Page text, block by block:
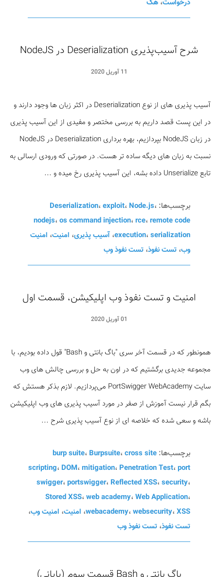
درخواست، هک
شرح آسیب‌پذیری Deserialization در NodeJS
11 آوریل 2020
آسیب پذیری های از نوع Deserialization در اکثر زبان ها وجود دارند و
در این پست قصد داریم به بررسی مختصر و مفیدی از این آسیب پذیری
در زبان NodeJS بپردازیم، بهره برداری Deserialization در NodeJS
نسبت به زبان های دیگه ساده تر هست. در صورتی که ورودی ارسالی به
تابع Unserialize داده بشه، این آسیب پذیری رخ میده و ...
برچسب‌ها: Deserialization،exploit، Node.js،
nodejs،os command injection،rce،remote code
execution،serialization ، آسیب پذیری، امنیت، امنیت
وب، تست نفوذ، تست نفوذ وب
امنیت و تست نفوذ وب اپلیکیشن، قسمت اول
01 آوریل 2020
همونطور که در قسمت آخر سری "باگ بانتی و Bash" قول داده بودیم، با
مجموعه جدیدی برگشتیم که در اون به حل و بررسی چالش های وب
سایت PortSwigger WebAcademy می‌پردازیم. لازم بذکر هستش که
بگم قرار نیست آموزش از صفر در مورد آسیب پذیری های وب اپلیکیشن
باشه و سعی شده که خلاصه ای از نوع آسیب پذیری شرح ...
برچسب‌ها: burp suite، Burpsuite،cross site
scripting، DOM،mitigation، Penetration Test،port
swigger،portswigger، Reflected XSS،security،
Stored XSS،web academy،Web Application،
webacademy،websecurity،XSS ، امنیت، امنیت وب،
تست نفوذ، تست نفوذ وب